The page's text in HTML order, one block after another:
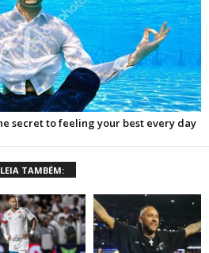
LEIA TAMBÉM: